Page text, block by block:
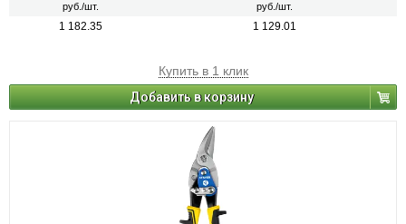
руб./шт. руб./шт.
1 182.35 1 129.01
Купить в 1 клик
Добавить в корзину